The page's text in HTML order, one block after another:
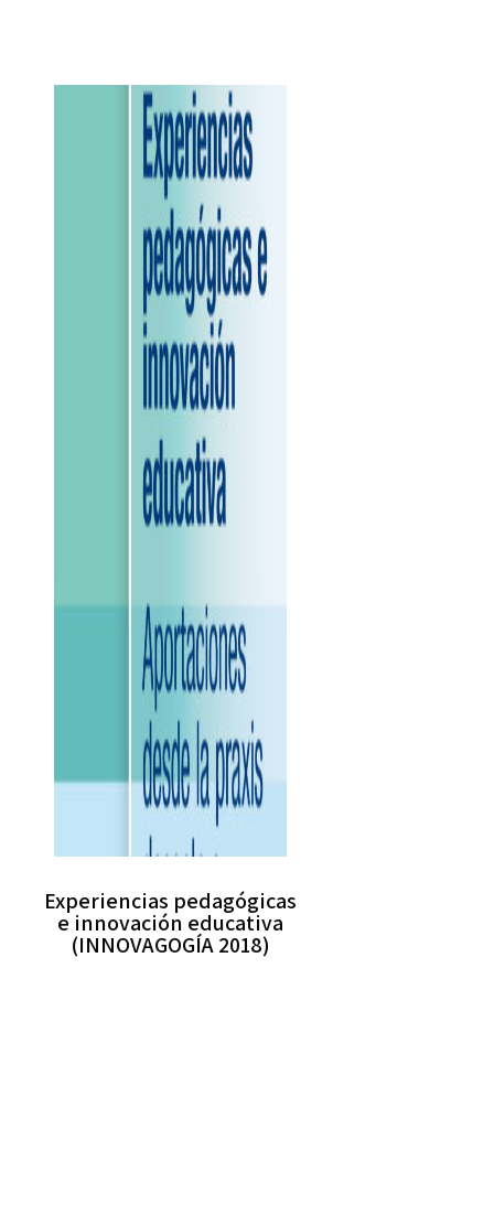
Experiencias pedagógicas
e innovación educativa
(INNOVAGOGÍA 2018)